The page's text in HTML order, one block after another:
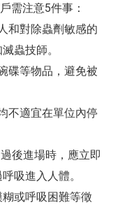
需注意5件事：
和對除蟲劑敏感的
蟲技師。
碟等物品，避免被
不適宜在單位內停
後進場時，應立即
吸進入人體。
或呼吸困難等徵